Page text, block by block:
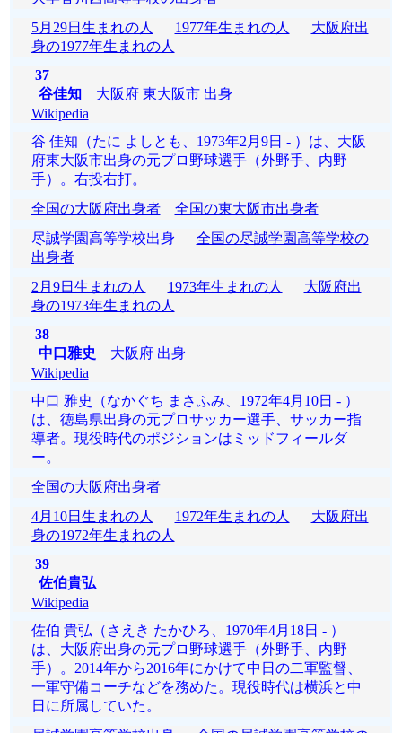
5月29日生まれの人
1977年生まれの人
大阪府出
身の1977年生まれの人
37
谷佳知大阪府 東大阪市 出身
Wikipedia
谷 佳知（たに よしとも、1973年2月9日 - ）は、大阪
府東大阪市出身の元プロ野球選手（外野手、内野
手）。右投右打。
全国の大阪府出身者
全国の東大阪市出身者
尽誠学園高等学校出身 全国の尽誠学園高等学校の
出身者
2月9日生まれの人
1973年生まれの人
大阪府出
身の1973年生まれの人
38
中口雅史 大阪府 出身
Wikipedia
中口 雅史（なかぐち まさふみ、1972年4月10日 - ）
は、徳島県出身の元プロサッカー選手、サッカー指
導者。現役時代のポジションはミッドフィールダ
ー。
全国の大阪府出身者
4月10日生まれの人
1972年生まれの人
大阪府出
身の1972年生まれの人
39
佐伯貴弘
Wikipedia
佐伯 貴弘（さえき たかひろ、1970年4月18日 - ）
は、大阪府出身の元プロ野球選手（外野手、内野
手）。2014年から2016年にかけて中日の二軍監督、
一軍守備コーチなどを務めた。現役時代は横浜と中
日に所属していた。